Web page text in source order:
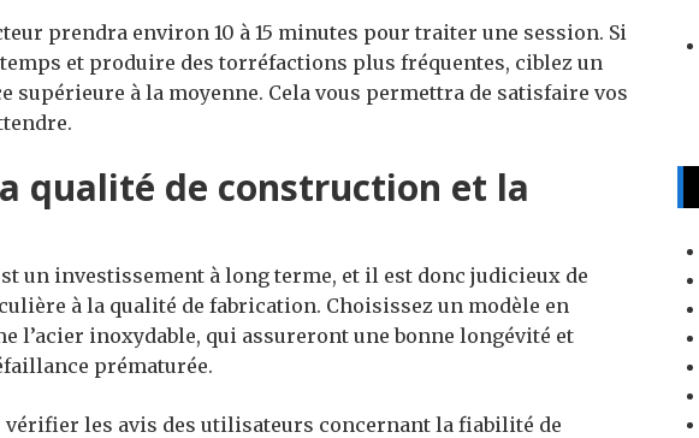
prendra environ 10 à 15 minutes pour traiter une session. Si
et produire des torréfactions plus fréquentes, ciblez un
supérieure à la moyenne. Cela vous permettra de satisfaire vos
qualité de construction et la
un investissement à long terme, et il est donc judicieux de
à la qualité de fabrication. Choisissez un modèle en
l’acier inoxydable, qui assureront une bonne longévité et
prématurée.
vérifier les avis des utilisateurs concernant la fiabilité de